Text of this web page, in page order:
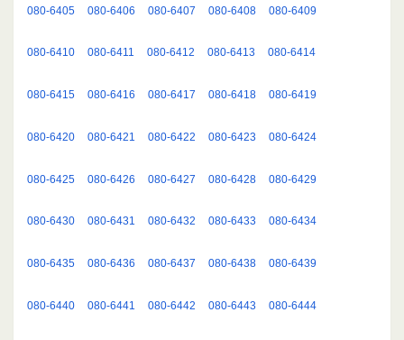
080-6405 080-6406 080-6407 080-6408 080-6409
080-6410 080-6411 080-6412 080-6413 080-6414
080-6415 080-6416 080-6417 080-6418 080-6419
080-6420 080-6421 080-6422 080-6423 080-6424
080-6425 080-6426 080-6427 080-6428 080-6429
080-6430 080-6431 080-6432 080-6433 080-6434
080-6435 080-6436 080-6437 080-6438 080-6439
080-6440 080-6441 080-6442 080-6443 080-6444